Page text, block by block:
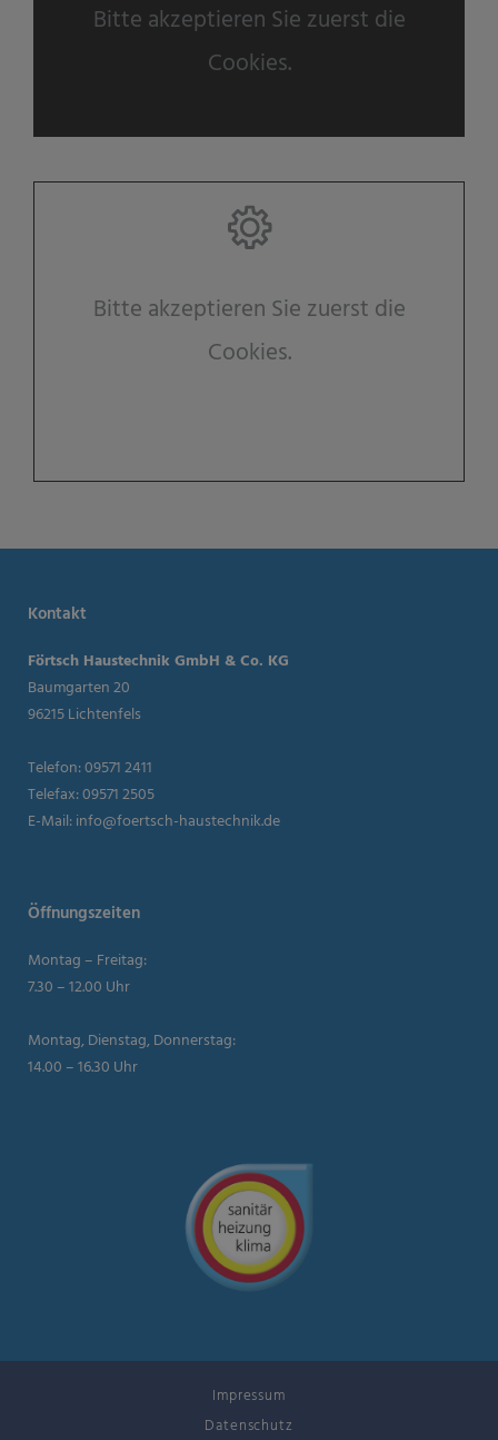
Bitte akzeptieren Sie zuerst die
Cookies.
Bitte akzeptieren Sie zuerst die
Cookies.
Kontakt
Förtsch Haustechnik GmbH & Co. KG
Baumgarten 20
96215 Lichtenfels
Telefon: 09571 2411
Telefax: 09571 2505
E-Mail:info@foertsch-haustechnik.de
Öffnungszeiten
Montag – Freitag:
7.30 – 12.00 Uhr
Montag, Dienstag, Donnerstag:
14.00 – 16.30 Uhr
Impressum
Datenschutz